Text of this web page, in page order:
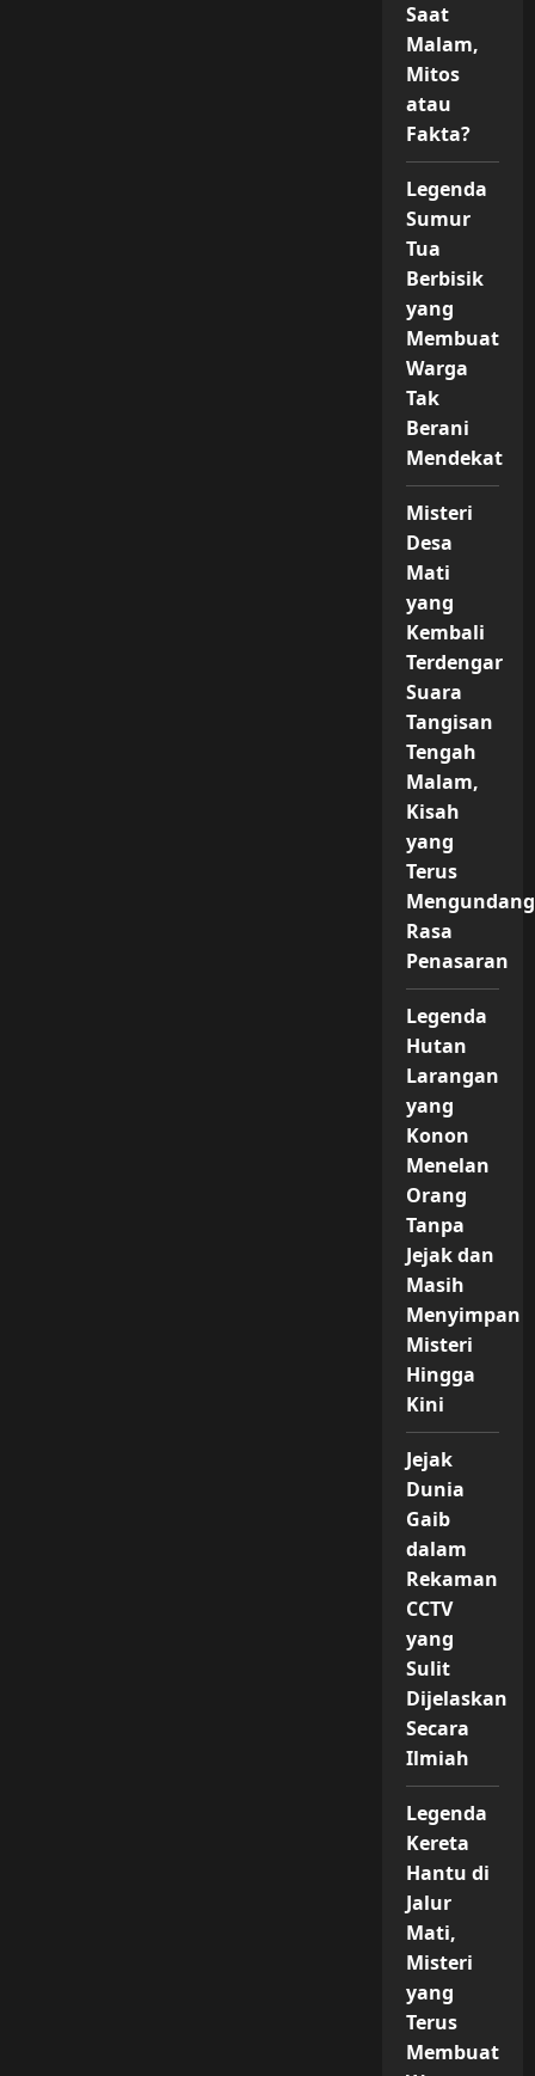
Saat
Malam,
Mitos
atau
Fakta?
Legenda
Sumur
Tua
Berbisik
yang
Membuat
Warga
Tak
Berani
Mendekat
Misteri
Desa
Mati
yang
Kembali
Terdengar
Suara
Tangisan
Tengah
Malam,
Kisah
yang
Terus
Mengundang
Rasa
Penasaran
Legenda
Hutan
Larangan
yang
Konon
Menelan
Orang
Tanpa
Jejak dan
Masih
Menyimpan
Misteri
Hingga
Kini
Jejak
Dunia
Gaib
dalam
Rekaman
CCTV
yang
Sulit
Dijelaskan
Secara
Ilmiah
Legenda
Kereta
Hantu di
Jalur
Mati,
Misteri
yang
Terus
Membuat